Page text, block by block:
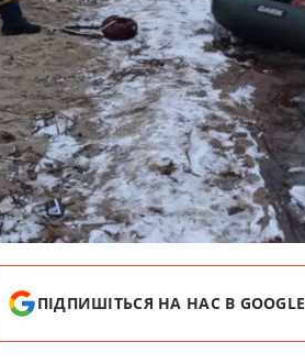
ПІДПИШІТЬСЯ НА НАС В GOOGLE